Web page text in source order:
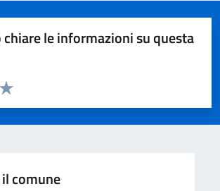
chiare le informazioni su questa
la pagina
5 stelle su 5
4 stelle su 5
su 5
su 5
5
comune